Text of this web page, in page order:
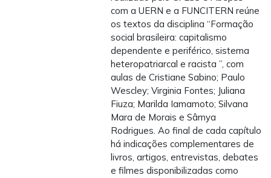
com a UERN e a FUNCITERN reúne
os textos da disciplina “Formação
social brasileira: capitalismo
dependente e periférico, sistema
heteropatriarcal e racista ”, com
aulas de Cristiane Sabino; Paulo
Wescley; Virginia Fontes; Juliana
Fiuza; Marilda Iamamoto; Silvana
Mara de Morais e Sâmya
Rodrigues. Ao final de cada capítulo
há indicações complementares de
livros, artigos, entrevistas, debates
e filmes disponibilizadas como